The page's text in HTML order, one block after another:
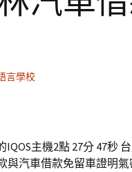
言學校
IQOS主機2點 27分 47秒
與汽車借款免留車證明氣